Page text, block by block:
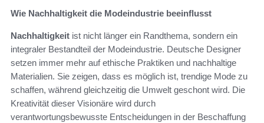
Wie Nachhaltigkeit die Modeindustrie beeinflusst
Nachhaltigkeit ist nicht länger ein Randthema, sondern ein
integraler Bestandteil der Modeindustrie. Deutsche Designer
setzen immer mehr auf ethische Praktiken und nachhaltige
Materialien. Sie zeigen, dass es möglich ist, trendige Mode zu
schaffen, während gleichzeitig die Umwelt geschont wird. Die
Kreativität dieser Visionäre wird durch
verantwortungsbewusste Entscheidungen in der Beschaffung